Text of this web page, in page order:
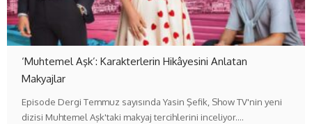
‘Muhtemel Aşk’: Karakterlerin Hikâyesini Anlatan
Makyajlar
Episode Dergi Temmuz sayısında Yasin Şefik, Show TV'nin yeni
dizisi Muhtemel Aşk'taki makyaj tercihlerini inceliyor.…